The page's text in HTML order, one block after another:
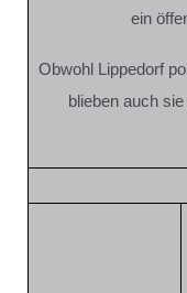
ein
Obwohl Lippedorf
blieben auch